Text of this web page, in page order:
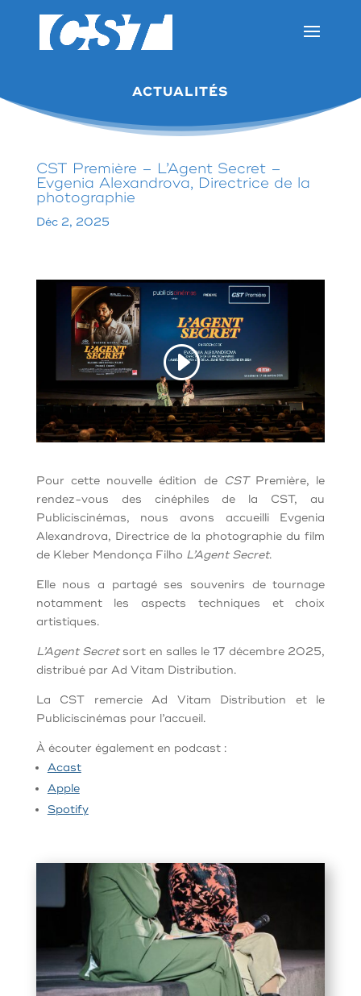
ACTUALITÉS
CST Première – L’Agent Secret –
Evgenia Alexandrova, Directrice de la
photographie
Déc 2, 2025
Pour cette nouvelle édition de CSTPremière, le
rendez-vous des cinéphiles de la CST, au
Publiciscinémas, nous avons accueilli Evgenia
Alexandrova, Directrice de la photographie du film
de Kleber Mendonça Filho L’Agent Secret.
Elle nous a partagé ses souvenirs de tournage
notamment les aspects techniques et choix
artistiques.
L’Agent Secretsort en salles le 17 décembre 2025,
distribué par Ad Vitam Distribution.
La CST remercie Ad Vitam Distribution et le
Publiciscinémas pour l’accueil.
À écouter également en podcast :
Acast
Apple
Spotify